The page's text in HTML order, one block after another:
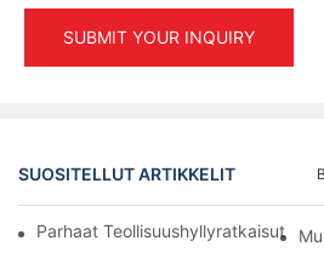
SUBMIT YOUR INQUIRY
SUOSITELLUT ARTIKKELIT
Parhaat Teollisuushyllyratkaisut